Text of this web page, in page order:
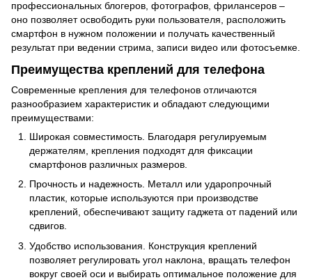
профессиональных блогеров, фотографов, фрилансеров –
оно позволяет освободить руки пользователя, расположить
смартфон в нужном положении и получать качественный
результат при ведении стрима, записи видео или фотосъемке.
Преимущества креплений для телефона
Современные крепления для телефонов отличаются
разнообразием характеристик и обладают следующими
преимуществами:
Широкая совместимость. Благодаря регулируемым
держателям, крепления подходят для фиксации
смартфонов различных размеров.
Прочность и надежность. Металл или ударопрочный
пластик, которые используются при производстве
креплений, обеспечивают защиту гаджета от падений или
сдвигов.
Удобство использования. Конструкция креплений
позволяет регулировать угол наклона, вращать телефон
вокруг своей оси и выбирать оптимальное положение для